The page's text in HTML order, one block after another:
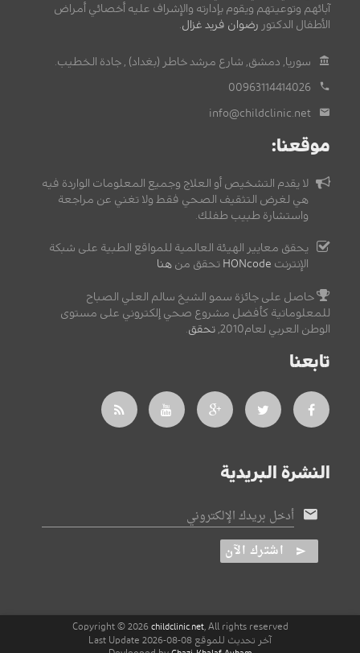
آبائهم وتوعيتهم ويقوم بإدارته والإشراف عليه أخصائي أمراض
الأطفال الدكتور رضوان فريد غزال.
سوريا, دمشق, شارع مرشد خاطر (بغداد) , جادة الخطيب.
00963114414026
info@childclinic.net
موقعنا:
لا يقدم التشخيص أو العلاج وجميع المعلومات الواردة فيه
هي لغرض التثقيف الصحي فقط ولا تغني عن مراجعة
واستشارة طبيب طفلك.
يحقق معايير الهيئة العالمية للمواقع الطبية على شبكة
الإنترنت HONcode تحقق من هنا
حاصل على جائزة سمو الشيخ سالم العلي الصباح
للمعلوماتية كأفضل مشروع صحي إلكتروني على مستوى
الوطن العربي لعام2010,
تحقق.
تابعنا
النشرة البريدية
أدخل بريدك الإلكتروني
اشترك الآن
Copyright © 2026 childclinic.net, All rights reserved
آخر تحديث للموقع 08-08-2026 Last Update